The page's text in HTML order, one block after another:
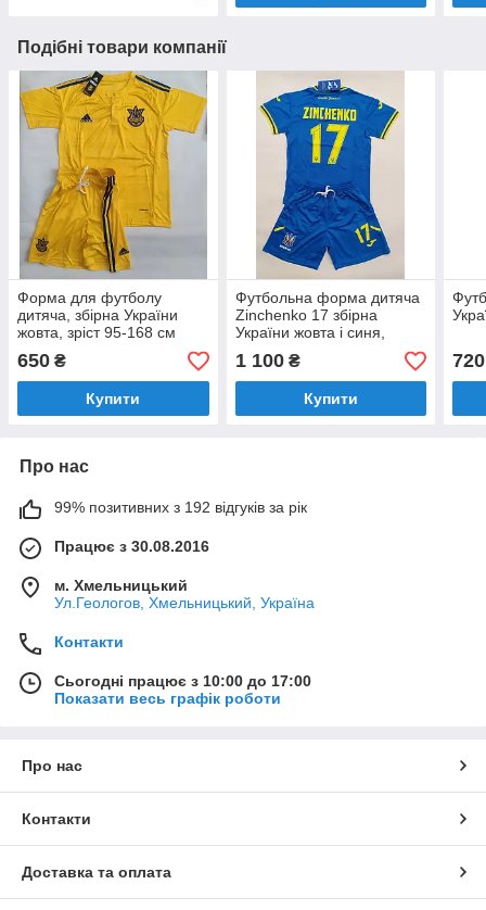
Подібні товари компанії
Форма для футболу
дитяча, збірна України
жовта, зріст 95-168 см
650 ₴
Купити
Футбольна форма дитяча
Zinchenko 17 збірна
України жовта і синя,
Слава Україні Героям
Слава
1 100₴
Купити
720
Про нас
99% позитивних з 192 відгуків за рік
Працює з 30.08.2016
м. Хмельницький
Ул.Геологов, Хмельницький, Україна
Контакти
Сьогодні працює з 10:00 до 17:00
Показати весь графік роботи
Про нас
Контакти
Доставка та оплата